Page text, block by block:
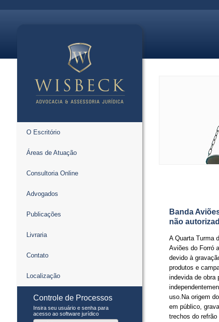
O Escritório
Áreas de Atuação
Consultoria Online
Advogados
Publicações
Livraria
Contato
Localização
Controle de Processos
Insira seu usuário e senha para
acesso ao software jurídico
Banda
não
​A Quarta Turma
Aviões do Forró
devido à
produtos e
indevida de obra
uso.Na origem
em público,
trechos do